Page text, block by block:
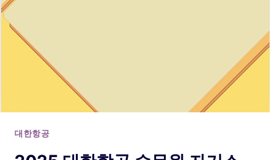
대한항공